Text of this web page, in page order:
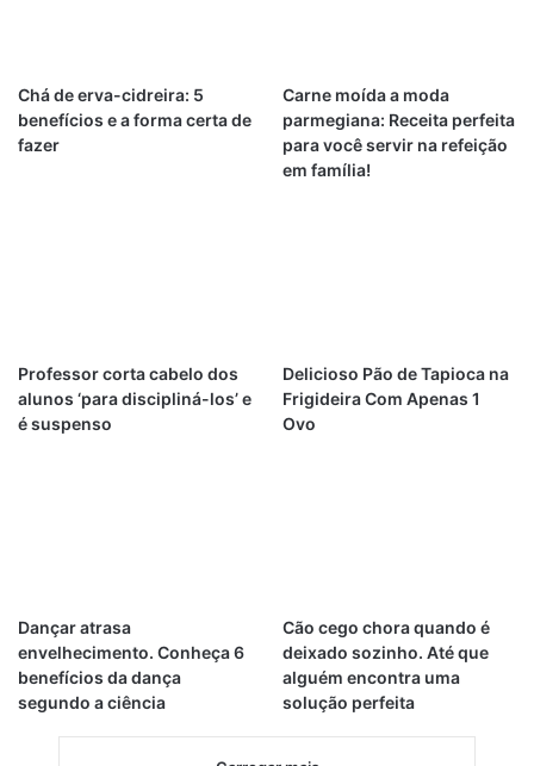
Chá de erva-cidreira: 5
benefícios e a forma certa de
fazer
Carne moída a moda
parmegiana: Receita perfeita
para você servir na refeição
em família!
Professor corta cabelo dos
alunos ‘para discipliná-los’ e
é suspenso
Delicioso Pão de Tapioca na
Frigideira Com Apenas 1
Ovo
Dançar atrasa
envelhecimento. Conheça 6
benefícios da dança
segundo a ciência
Cão cego chora quando é
deixado sozinho. Até que
alguém encontra uma
solução perfeita